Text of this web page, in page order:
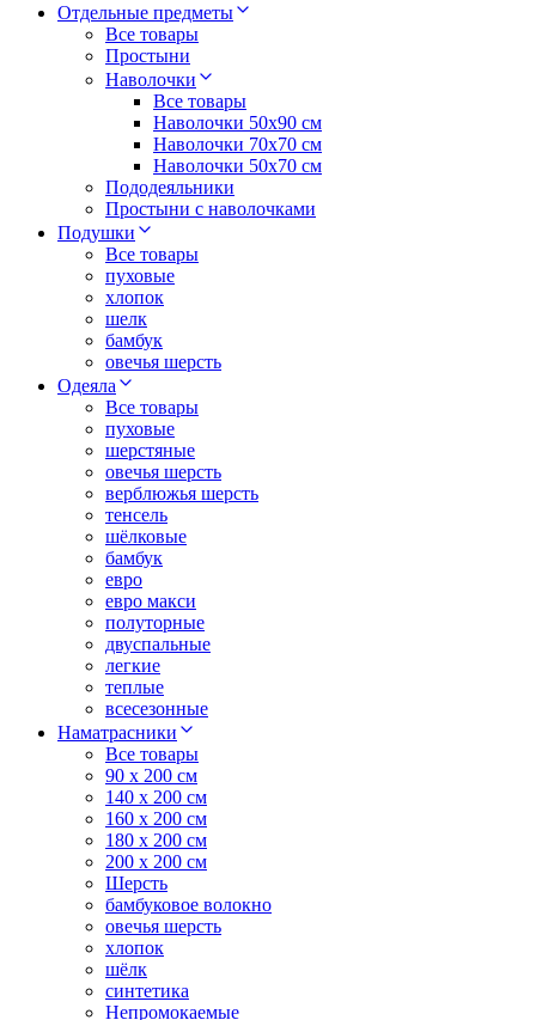
Отдельные предметы
Все товары
Простыни
Наволочки
Все товары
Наволочки 50x90 см
Наволочки 70x70 cм
Наволочки 50х70 см
Пододеяльники
Простыни с наволочками
Подушки
Все товары
пуховые
хлопок
шелк
бамбук
овечья шерсть
Одеяла
Все товары
пуховые
шерстяные
овечья шерсть
верблюжья шерсть
тенсель
шёлковые
бамбук
евро
евро макси
полуторные
двуспальные
легкие
теплые
всесезонные
Наматрасники
Все товары
90 x 200 см
140 x 200 см
160 x 200 см
180 x 200 см
200 x 200 см
Шерсть
бамбуковое волокно
овечья шерсть
хлопок
шёлк
синтетика
Непромокаемые